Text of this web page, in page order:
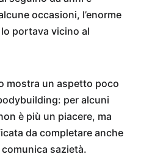
occasioni, l’enorme
portava vicino al
mostra un aspetto poco
per alcuni
è più un piacere, ma
da completare anche
sazietà.